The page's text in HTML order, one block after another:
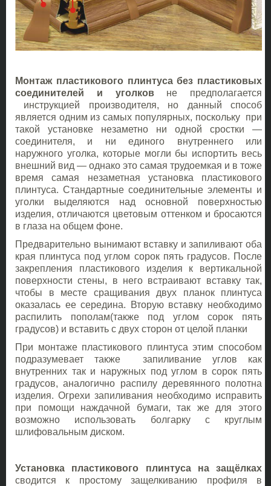
Монтаж пластикового плинтуса без пластиковых
соединителей и уголковне предполагается
инструкцией производителя, но данный способ
является одним из самых популярных, поскольку при
такой установке незаметно ни одной сростки —
соединителя, и ни единого внутреннего или
наружного уголка, которые могли бы испортить весь
внешний вид — однако это самая трудоемкая и в тоже
время самая незаметная установка пластикового
плинтуса. Стандартные соединительные элементы и
уголки выделяются над основной поверхностью
изделия, отличаются цветовым оттенком и бросаются
в глаза на общем фоне.
Предварительно вынимают вставку и запиливают оба
края плинтуса под углом сорок пять градусов. После
закрепления пластикового изделия к вертикальной
поверхности стены, в него встраивают вставку так,
чтобы в месте сращивания двух планок плинтуса
оказалась ее середина. Вторую вставку необходимо
распилить пополам(также под углом сорок пять
градусов) и вставить с двух сторон от целой планки
При монтаже пластикового плинтуса этим способом
подразумевает также запиливание углов как
внутренних так и наружных под углом в сорок пять
градусов, аналогично распилу деревянного полотна
изделия. Огрехи запиливания необходимо исправить
при помощи наждачной бумаги, так же для этого
возможно использовать болгарку с круглым
шлифовальным диском.
Установка пластикового плинтуса на защёлках
сводится к простому защелкиванию профиля в